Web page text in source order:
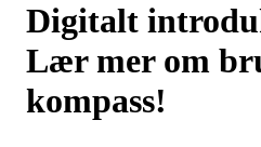
Digitalt
Lær mer om
kompass!